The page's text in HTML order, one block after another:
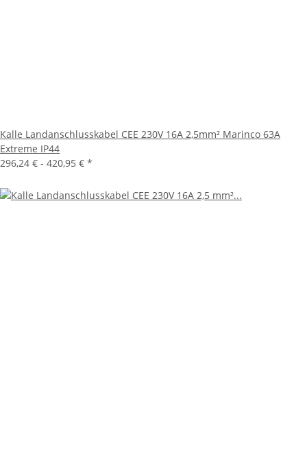
Kalle Landanschlusskabel CEE 230V 16A 2,5mm² Marinco 63A
Extreme IP44
296,24 € - 420,95 € *